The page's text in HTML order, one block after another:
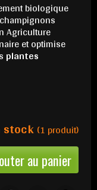
biologique
Agriculture
et optimise
plantes
stock (1 produit)
au panier